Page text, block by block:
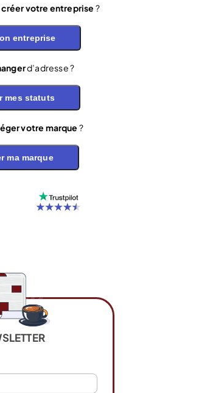
créer votre entreprise ?
entreprise
d’adresse ?
mes statuts
votre marque ?
ma marque